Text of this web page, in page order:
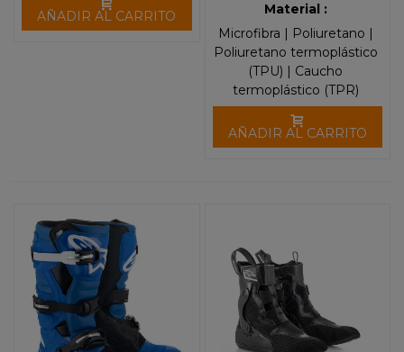
AÑADIR AL CARRITO
Material :
Microfibra | Poliuretano |
Poliuretano termoplástico
(TPU) | Caucho
termoplástico (TPR)
AÑADIR AL CARRITO